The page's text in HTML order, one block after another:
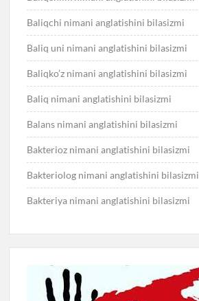
Baliqchi nimani anglatishini bilasizmi
Baliq uni nimani anglatishini bilasizmi
Baliqko’z nimani anglatishini bilasizmi
Baliq nimani anglatishini bilasizmi
Balans nimani anglatishini bilasizmi
Bakterioz nimani anglatishini bilasizmi
Bakteriolog nimani anglatishini bilasizmi
Bakteriya nimani anglatishini bilasizmi